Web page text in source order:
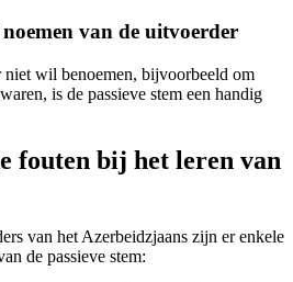
van de uitvoerder
niet wil benoemen, bijvoorbeeld om
is de passieve stem een handig
fouten bij het leren van
van het Azerbeidzjaans zijn er enkele
de passieve stem: